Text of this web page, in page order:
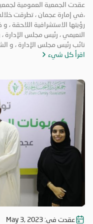
من تحقيق المستهدفات التي
الفئات الأكثر ضعفاً في
من يحتاج إلي عون و مساندة.
إلى التطوير و الابتكار ، و
الخيري ، و تنفيذ خطط الجمعية
إيجاد آليات. للوصول إلي
التطوير و الابتكار ، و
الخير ، الذين وقفوا
تبشر بمستقبل أكثر عطاءً
العمومية لعام 2023
عقدت الجمعية العمومية
،في إمارة عجمان ، تطرقت
رؤيتها الاستشرافية اللاحقة
النعيمي ، رئيس مجلس الإدارة
نائب رئيس مجلس الإدارة ، و
الصعاب أمامها ، كما أكد فخره
الماضية ، متمنياً الاستمرار
المرسومة ، و أداء رسالتها
محتاج ، عبر بناء الثقة بين
بن راشد النعيمي ، خلال
أن طريق النجاح و الفلاح هو
تنظيمية يتم فيها تحديد
المطلوبة و سبل الدعم و
إلي استكماله بفضل دعمكم و
، لندرك بأننا نسير علي
عمقه يسعى إلى تمكين
فعّال في خدمة المجتمع ، و
اقرأ كل شيء
عقدت في: May 3, 2023